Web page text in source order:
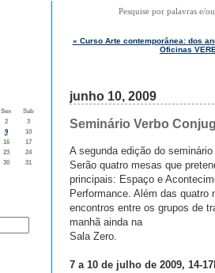
Sex
Sab
2
3
9
10
16
17
23
24
30 31
Pesquise por palavras e/
« Curso Arte contemporânea: dos
Oficinas
junho 10, 2009
Seminário Verbo
A segunda edição do
Serão quatro mesas que
principais: Espaço e
Performance. Além das
encontros entre os grupos de
manhã ainda na
Sala Zero.
7 a 10 de julho de 2009, 14-